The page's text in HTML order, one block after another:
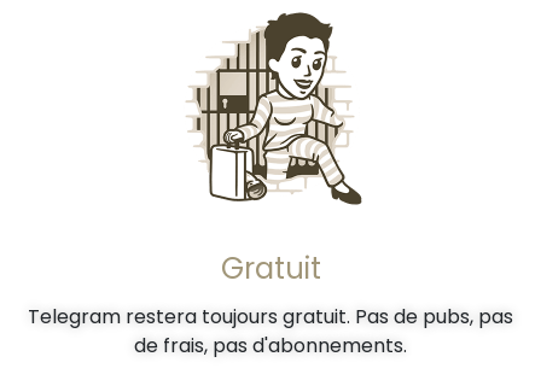
Gratuit
Telegram restera toujours gratuit. Pas de pubs, pas
de frais, pas d'abonnements.